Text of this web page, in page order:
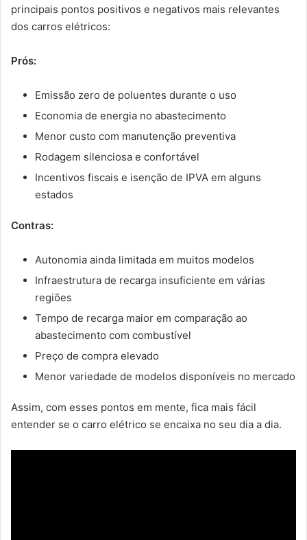
principais pontos positivos e negativos mais relevantes
dos carros elétricos:
Prós:
Emissão zero de poluentes durante o uso
Economia de energia no abastecimento
Menor custo com manutenção preventiva
Rodagem silenciosa e confortável
Incentivos fiscais e isenção de IPVA em alguns
estados
Contras:
Autonomia ainda limitada em muitos modelos
Infraestrutura de recarga insuficiente em várias
regiões
Tempo de recarga maior em comparação ao
abastecimento com combustível
Preço de compra elevado
Menor variedade de modelos disponíveis no mercado
Assim, com esses pontos em mente, fica mais fácil
entender se o carro elétrico se encaixa no seu dia a dia.